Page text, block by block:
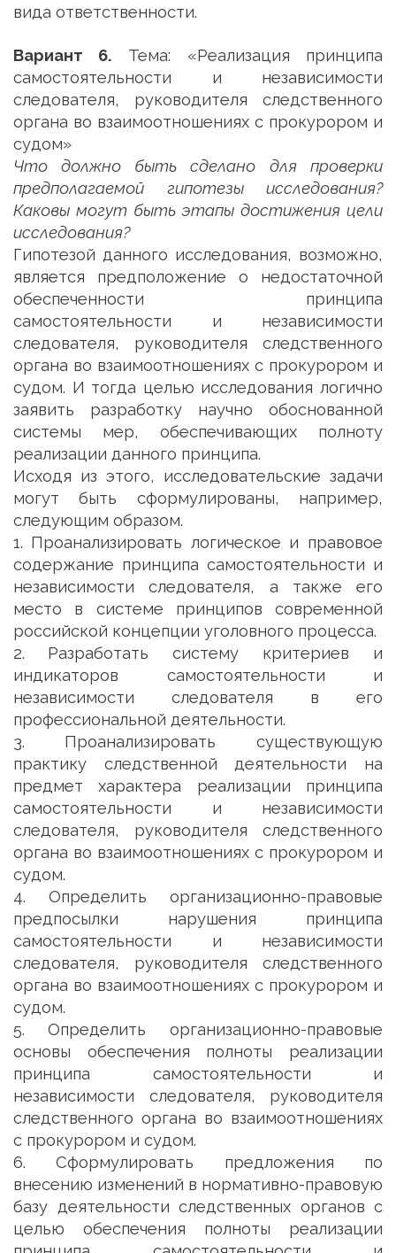
вида ответственности.
Вариант 6. Тема: «Реализация принципа
самостоятельности и независимости
следователя, руководителя следственного
органа во взаимоотношениях с прокурором и
судом»
Что должно быть сделано для проверки
предполагаемой гипотезы исследования?
Каковы могут быть этапы достижения цели
исследования?
Гипотезой данного исследования, возможно,
является предположение о недостаточной
обеспеченности принципа
самостоятельности и независимости
следователя, руководителя следственного
органа во взаимоотношениях с прокурором и
судом. И тогда целью исследования логично
заявить разработку научно обоснованной
системы мер, обеспечивающих полноту
реализации данного принципа.
Исходя из этого, исследовательские задачи
могут быть сформулированы, например,
следующим образом.
1. Проанализировать логическое и правовое
содержание принципа самостоятельности и
независимости следователя, а также его
место в системе принципов современной
российской концепции уголовного процесса.
2. Разработать систему критериев и
индикаторов самостоятельности и
независимости следователя в его
профессиональной деятельности.
3. Проанализировать существующую
практику следственной деятельности на
предмет характера реализации принципа
самостоятельности и независимости
следователя, руководителя следственного
органа во взаимоотношениях с прокурором и
судом.
4. Определить организационно-правовые
предпосылки нарушения принципа
самостоятельности и независимости
следователя, руководителя следственного
органа во взаимоотношениях с прокурором и
судом.
5. Определить организационно-правовые
основы обеспечения полноты реализации
принципа самостоятельности и
независимости следователя, руководителя
следственного органа во взаимоотношениях
с прокурором и судом.
6. Сформулировать предложения по
внесению изменений в нормативно-правовую
базу деятельности следственных органов с
целью обеспечения полноты реализации